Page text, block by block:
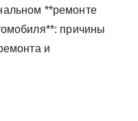
**ремонте
причины
и